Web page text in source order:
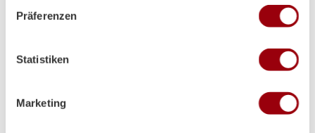
Informationen über Ihre geografische Lage erfassen,
Ihr Gerät durch aktives Scannen nach bestimmten
Merkmalen (Fingerprinting) identifizieren
verarbeitet werden, und legen Sie Ihre Präferenzen im
Abschnitt Einzelheiten
Präferenzen
Statistiken
Marketing